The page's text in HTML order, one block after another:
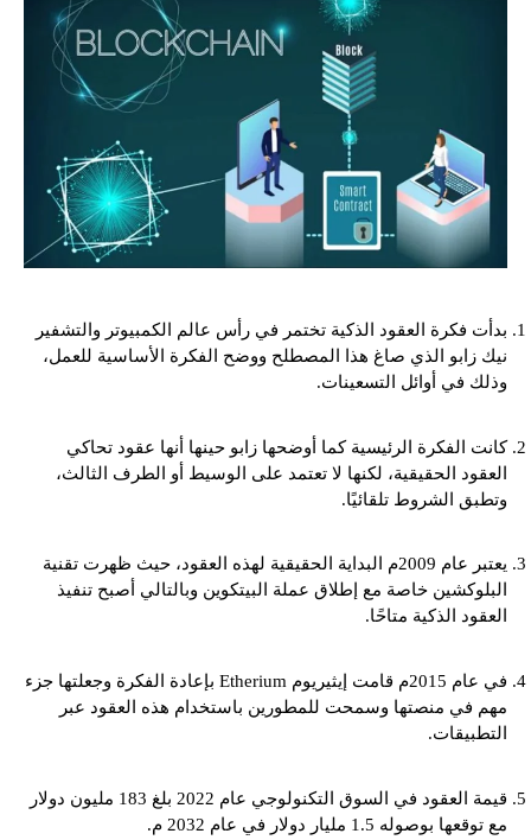
بدأت فكرة العقود الذكية تختمر في رأس عالم الكمبيوتر والتشفير
نيك زابو الذي صاغ هذا المصطلح ووضح الفكرة الأساسية للعمل،
وذلك في أوائل التسعينات.
كانت الفكرة الرئيسية كما أوضحها زابو حينها أنها عقود تحاكي
العقود الحقيقية، لكنها لا تعتمد على الوسيط أو الطرف الثالث،
وتطبق الشروط تلقائيًا.
يعتبر عام 2009م البداية الحقيقية لهذه العقود، حيث ظهرت تقنية
البلوكشين خاصة مع إطلاق عملة البيتكوين وبالتالي أصبح تنفيذ
العقود الذكية متاحًا.
في عام 2015م قامت إيثيريوم Etherium بإعادة الفكرة وجعلتها جزء
مهم في منصتها وسمحت للمطورين باستخدام هذه العقود عبر
التطبيقات.
قيمة العقود في السوق التكنولوجي عام 2022 بلغ 183 مليون دولار
مع توقعها بوصوله 1.5 مليار دولار في عام 2032 م.